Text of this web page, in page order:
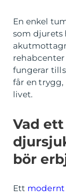
En enkel
som djurets
rehabcenter
fungerar
får en trygg,
livet.
Vad
bör
Ett modernt